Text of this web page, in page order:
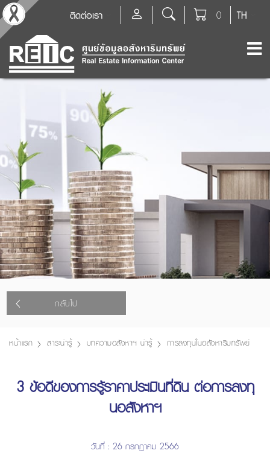
TH
0
ติดต่อเรา
กลับไป
หน้าแรก สาระน่ารู้ บทความอสังหาฯ น่ารู้ การลงทุนในอสังหาริมทรัพย์
3 ข้อดีของการรู้ราคาประเมินที่ดิน ต่อการลงทุ
นอสังหาฯ
วันที่ : 26 กรกฎาคม 2566